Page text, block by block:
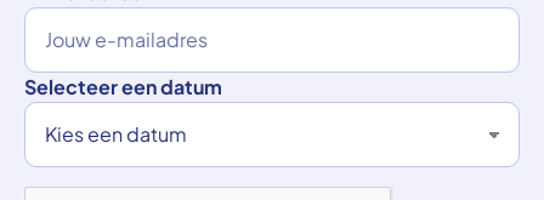
Selecteer een datum